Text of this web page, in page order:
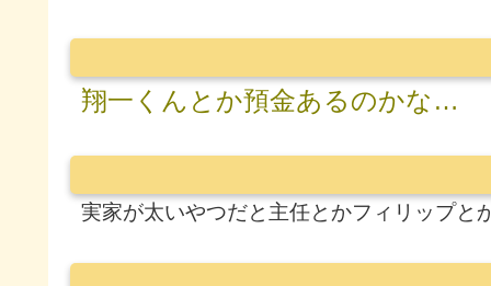
翔一くんとか預金あるのかな…
実家が太いやつだと主任とかフィリップと